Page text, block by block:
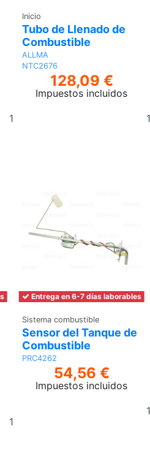
Inicio
Tubo de Llenado de
Combustible
ALLMA
NTC2676
128,09 €
Impuestos incluidos
Entrega en 6-7 días laborables
Sistema combustible
Sensor del Tanque de
Combustible
PRC4262
54,56 €
Impuestos incluidos